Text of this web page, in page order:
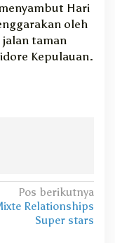
Hari
oleh
jalan taman
Kepulauan.
Pos berikutnya
Relationships
Super stars